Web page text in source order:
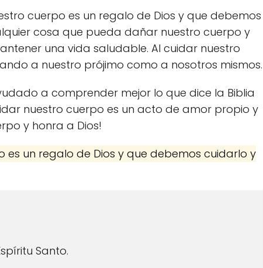
cuerpo es un regalo de Dios y que debemos
cosa que pueda dañar nuestro cuerpo y
una vida saludable. Al cuidar nuestro
a nuestro prójimo como a nosotros mismos.
a comprender mejor lo que dice la Biblia
nuestro cuerpo es un acto de amor propio y
y honra a Dios!
es un regalo de Dios y que debemos cuidarlo y
Santo.